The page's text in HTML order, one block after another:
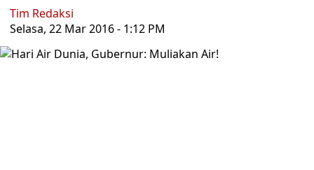
Tim Redaksi
Selasa, 22 Mar 2016 - 1:12 PM